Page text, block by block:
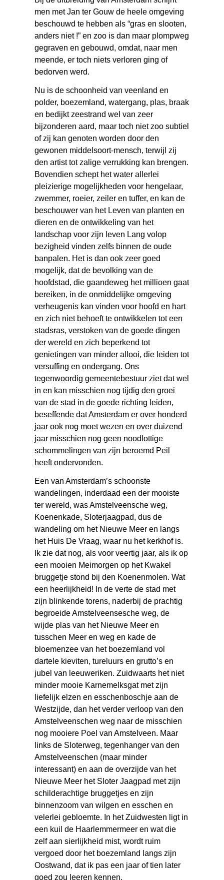
men met Jan ter Gouw de heele omgeving
beschouwd te hebben als “gras en slooten,
anders niet !” en zoo is dan maar plompweg
gegraven en gebouwd, omdat, naar men
meende, er toch niets verloren ging of
bedorven werd.
Nu is de schoonheid van veenland en
polder, boezemland, watergang, plas, braak
en bedijkt zeestrand wel van zeer
bijzonderen aard, maar toch niet zoo subtiel
of zij kan genoten worden door den
gewonen middelsoort-mensch, terwijl zij
den artist tot zalige verrukking kan brengen.
Bovendien schept het water allerlei
pleizierige mogelijkheden voor hengelaar,
zwemmer, roeier, zeiler en tuffer, en kan de
beschouwer van het Leven van planten en
dieren en de ontwikkeling van het
landschap voor zijn leven Lang volop
bezigheid vinden zelfs binnen de oude
banpalen. Het is dan ook zeer goed
mogelijk, dat de bevolking van de
hoofdstad, die gaandeweg het millioen gaat
bereiken, in de onmiddelijke omgeving
verheugenis kan vinden voor hoofd en hart
en zich niet behoeft te ontwikkelen tot een
stadsras, verstoken van de goede dingen
der wereld en zich beperkend tot
genietingen van minder allooi, die leiden tot
versuffing en ondergang. Ons
tegenwoordig gemeentebestuur ziet dat wel
in en kan misschien nog tijdig den groei
van de stad in de goede richting leiden,
beseffende dat Amsterdam er over honderd
jaar ook nog moet wezen en over duizend
jaar misschien nog geen noodlottige
schommelingen van zijn beroemd Peil
heeft ondervonden.
Een van Amsterdam’s schoonste
wandelingen, inderdaad een der mooiste
ter wereld, was Amstelveensche weg,
Koenenkade, Sloterjaagpad, dus de
wandeling om het Nieuwe Meer en langs
het Huis De Vraag, waar nu het kerkhof is.
Ik zie dat nog, als voor veertig jaar, als ik op
een mooien Meimorgen op het Kwakel
bruggetje stond bij den Koenenmolen. Wat
een heerlijkheid! In de verte de stad met
zijn blinkende torens, naderbij de prachtig
begroeide Amstelveensesche weg, de
wijde plas van het Nieuwe Meer en
tusschen Meer en weg en kade de
bloemenzee van het boezemland vol
dartele kieviten, tureluurs en grutto’s en
jubel van leeuweriken. Zuidwaarts het niet
minder mooie Karnemelksgat met zijn
liefelijk elzen en esschenboschje aan de
Westzijde, dan het verder verloop van den
Amstelveenschen weg naar de misschien
nog mooiere Poel van Amstelveen. Maar
links de Sloterweg, tegenhanger van den
Amstelveenschen (maar minder
interessant) en aan de overzijde van het
Nieuwe Meer het Sloter Jaagpad met zijn
schilderachtige bruggetjes en zijn
binnenzoom van wilgen en esschen en
velerlei gebloemte. In het Zuidwesten ligt in
een kuil de Haarlemmermeer en wat die
zelf aan sierlijkheid mist, wordt ruim
vergoed door het boezemland langs zijn
Oostwand, dat ik pas een jaar of tien later
goed zou leeren kennen.